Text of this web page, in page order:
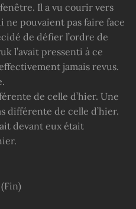
Il a vu courir vers
ne pouvaient pas faire face
de défier l’ordre de
l’avait pressenti à ce
jamais revus.
de celle d’hier. Une
différente de celle d’hier.
devant eux était